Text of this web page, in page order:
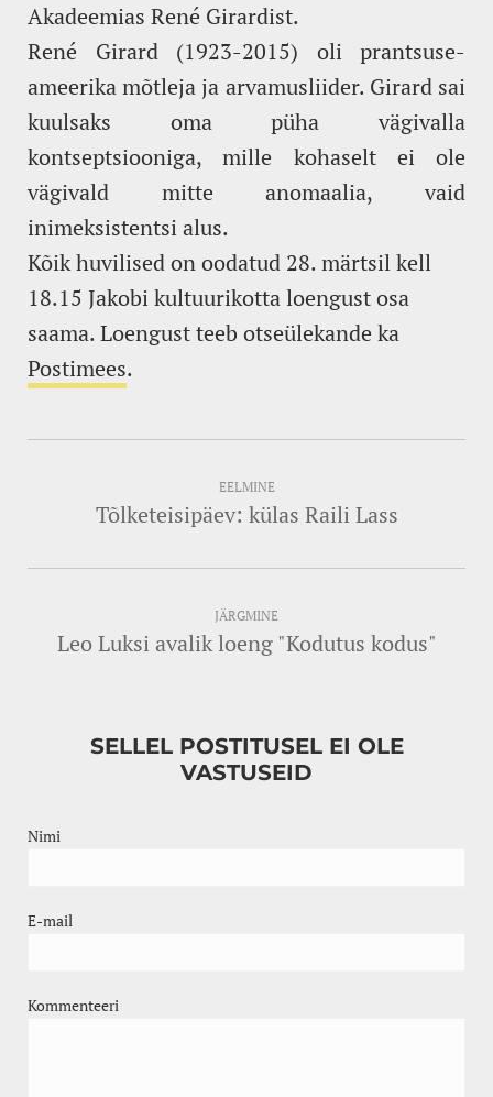
Akadeemias René Girardist.
René Girard (1923-2015) oli prantsuse-
ameerika mõtleja ja arvamusliider. Girard sai
kuulsaks oma püha vägivalla
kontseptsiooniga, mille kohaselt ei ole
vägivald mitte anomaalia, vaid
inimeksistentsi alus.
Kõik huvilised on oodatud 28. märtsil kell
18.15 Jakobi kultuurikotta loengust osa
saama. Loengust teeb otseülekande ka
Postimees.
EELMINE
Tõlketeisipäev: külas Raili Lass
JÄRGMINE
Leo Luksi avalik loeng "Kodutus kodus"
SELLEL POSTITUSEL EI OLE
VASTUSEID
Nimi
E-mail
Kommenteeri